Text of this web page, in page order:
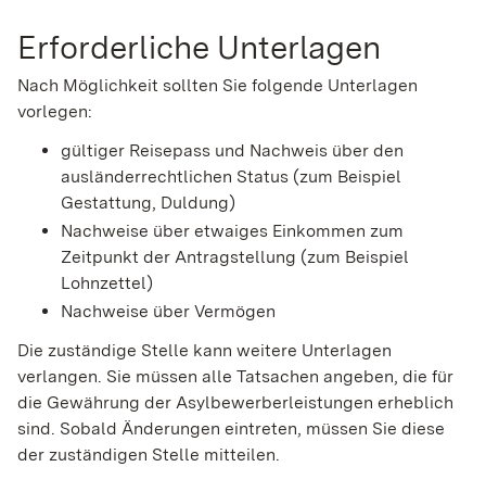
Erforderliche Unterlagen
Nach Möglichkeit sollten Sie folgende Unterlagen
vorlegen:
gültiger Reisepass und Nachweis über den
ausländerrechtlichen Status (zum Beispiel
Gestattung, Duldung)
Nachweise über etwaiges Einkommen zum
Zeitpunkt der Antragstellung (zum Beispiel
Lohnzettel)
Nachweise über Vermögen
Die zuständige Stelle kann weitere Unterlagen
verlangen. Sie müssen alle Tatsachen angeben, die für
die Gewährung der Asylbewerberleistungen erheblich
sind. Sobald Änderungen eintreten, müssen Sie diese
der zuständigen Stelle mitteilen.